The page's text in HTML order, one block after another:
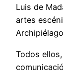
Luis de
artes
Todos